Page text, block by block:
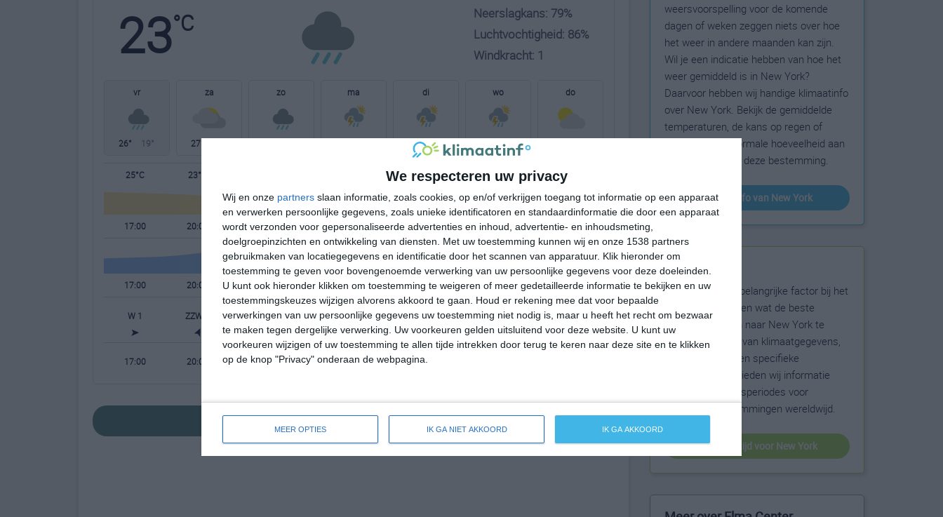
We respecteren uw privacy
Wij en onze partners slaan informatie, zoals cookies, op en/of verkrijgen toegang tot informatie op een apparaat
en verwerken persoonlijke gegevens, zoals unieke identificatoren en standaardinformatie die door een apparaat
wordt verzonden voor gepersonaliseerde advertenties en inhoud, advertentie- en inhoudsmeting,
doelgroepinzichten en ontwikkeling van diensten.
Met uw toestemming kunnen wij en onze 1538 partners
gebruikmaken van locatiegegevens en identificatie door het scannen van apparatuur. Klik hieronder om
toestemming te geven voor bovengenoemde verwerking van uw persoonlijke gegevens voor deze doeleinden.
U kunt ook hieronder klikken om toestemming te weigeren of meer gedetailleerde informatie te bekijken en uw
toestemmingskeuzes wijzigen alvorens akkoord te gaan.
Houd er rekening mee dat voor bepaalde
verwerkingen van uw persoonlijke gegevens uw toestemming niet nodig is, maar u heeft het recht om bezwaar
te maken tegen dergelijke verwerking. Uw voorkeuren gelden uitsluitend voor deze website. U kunt uw
voorkeuren wijzigen of uw toestemming te allen tijde intrekken door terug te keren naar deze site en te klikken
op de knop "Privacy" onderaan de webpagina.
MEER OPTIES IK GA NIET AKKOORD IK GA AKKOORD
23°C
Neerslagkans: 79%
Luchtvochtigheid: 86%
Windkracht: 1
vr
26° 19°
za
27°
zo ma di
26° 18°
wo
16°
do
25°C 23°C 19°C 21°C 24°C 26°C
17:00 20:00 23:00 02:00 05:00 08:00 11:00 14:00
17:00 20:00 23:00 02:00 05:00 08:00 11:00 14:00
W 1 ZZW 1 ZZW 1 ZZW 1 Z 2 Z 2 ZW 3 WZW 3
17:00 20:00 23:00 02:00 05:00
bekijk de uitgebreide weersverwachting voor Elma Center
weersvoorspelling voor de komende
dagen of weken zeggen niets over hoe
het weer in andere maanden kan zijn.
Wil je een indicatie hebben van hoe het
weer gemiddeld is in New York?
Daarvoor hebben wij handige klimaatinfo
over New York. Bekijk de gemiddelde
temperaturen, de kans op regen of
sneeuw en de normale hoeveelheid aan
zonneschijn voor deze bestemming.
klimaatinfo van New York
Beste reistijd
Het weer is een belangrijke factor bij het
reizen. Wil je weten wat de beste
maanden zijn om naar New York te
reizen? Op basis van klimaatgegevens,
weersextremen en specifieke
weerinformatie bieden wij informatie
over de beste reisperiodes voor
duizenden bestemmingen wereldwijd.
beste reistijd voor New York